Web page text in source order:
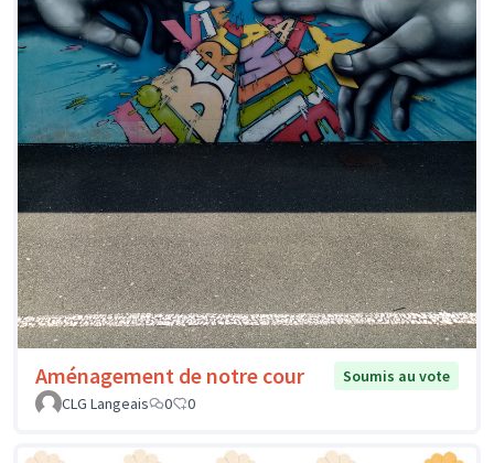
Aménagement de notre cour
Soumis au vote
CLG Langeais
0 0